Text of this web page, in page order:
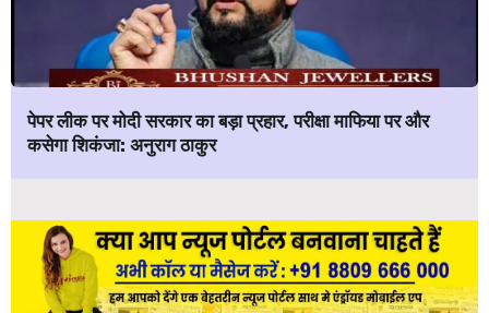
पेपर लीक पर मोदी सरकार का बड़ा प्रहार, परीक्षा माफिया पर और
कसेगा शिकंजा: अनुराग ठाकुर